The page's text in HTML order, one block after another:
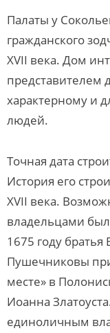
Палаты у
гражданского
XVII века. Дом
представителем
характерному и
людей.
Точная дата
История его
XVII века.
владельцами
1675 году
Пушечниковы
месте» в
Иоанна
единоличным